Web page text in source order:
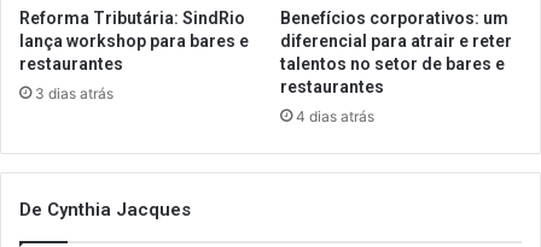
Reforma Tributária: SindRio
lança workshop para bares e
restaurantes
3 dias atrás
Benefícios corporativos: um
diferencial para atrair e reter
talentos no setor de bares e
restaurantes
4 dias atrás
De Cynthia Jacques